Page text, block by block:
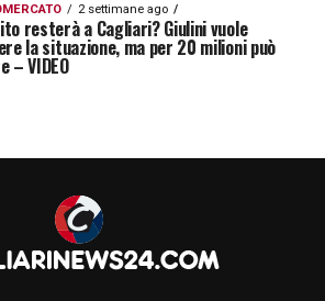
2 settimane ago
resterà a Cagliari? Giulini vuole
la situazione, ma per 20 milioni può
– VIDEO